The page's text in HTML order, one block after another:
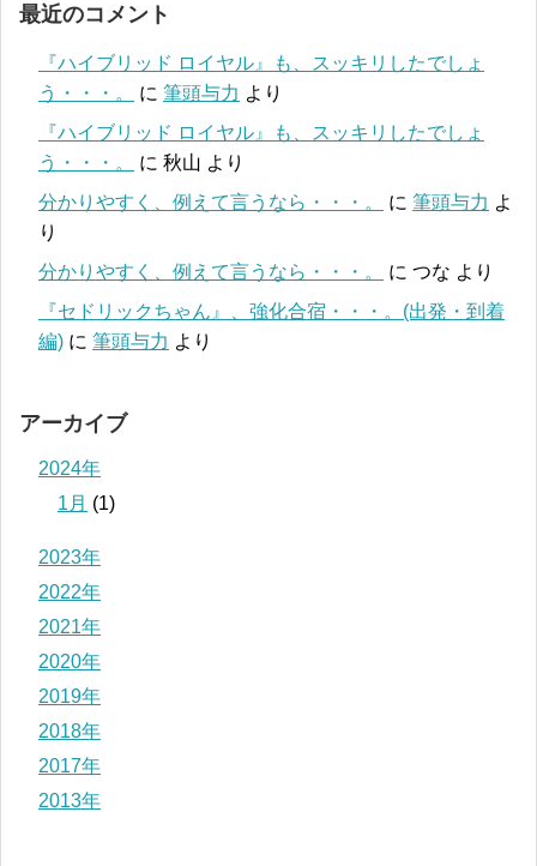
最近のコメント
『ハイブリッド ロイヤル』も、スッキリしたでしょ
う・・・。
に 筆頭与力 より
『ハイブリッド ロイヤル』も、スッキリしたでしょ
う・・・。
に 秋山 より
分かりやすく、例えて言うなら・・・。
に 筆頭与力 よ
り
分かりやすく、例えて言うなら・・・。
に つな より
『セドリックちゃん』、強化合宿・・・。(出発・到着
編) に 筆頭与力 より
アーカイブ
2024年
1月 (1)
2023年
2022年
2021年
2020年
2019年
2018年
2017年
2013年